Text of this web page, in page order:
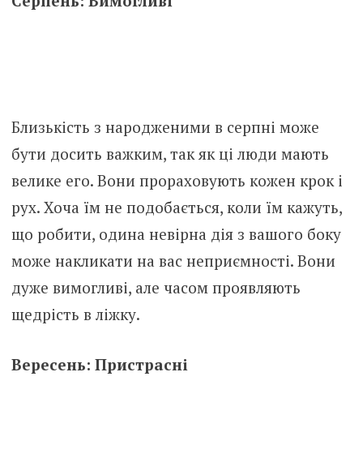
Близькість з народженими в серпні може
бути досить важким, так як ці люди мають
велике его. Вони прораховують кожен крок і
рух. Хоча їм не подобається, коли їм кажуть,
що робити, одина невірна дія з вашого боку
може накликати на вас неприємності. Вони
дуже вимогливі, але часом проявляють
щедрість в ліжку.
Вересень: Пристрасні